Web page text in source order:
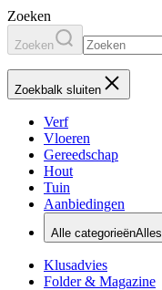
Zoeken
Zoeken
Zoekbalk sluiten
Verf
Vloeren
Gereedschap
Hout
Tuin
Aanbiedingen
Alle categorieënAlles
Klusadvies
Folder & Magazine